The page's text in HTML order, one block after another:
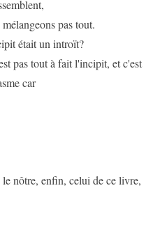
pas tout.
était un introït?
pas tout à fait l'incipit, et c'est
car
nôtre, enfin, celui de ce livre,